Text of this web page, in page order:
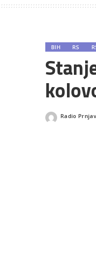
BIH RS
Posted
Radio